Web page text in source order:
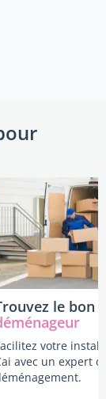
le bon
votre
avec un expert